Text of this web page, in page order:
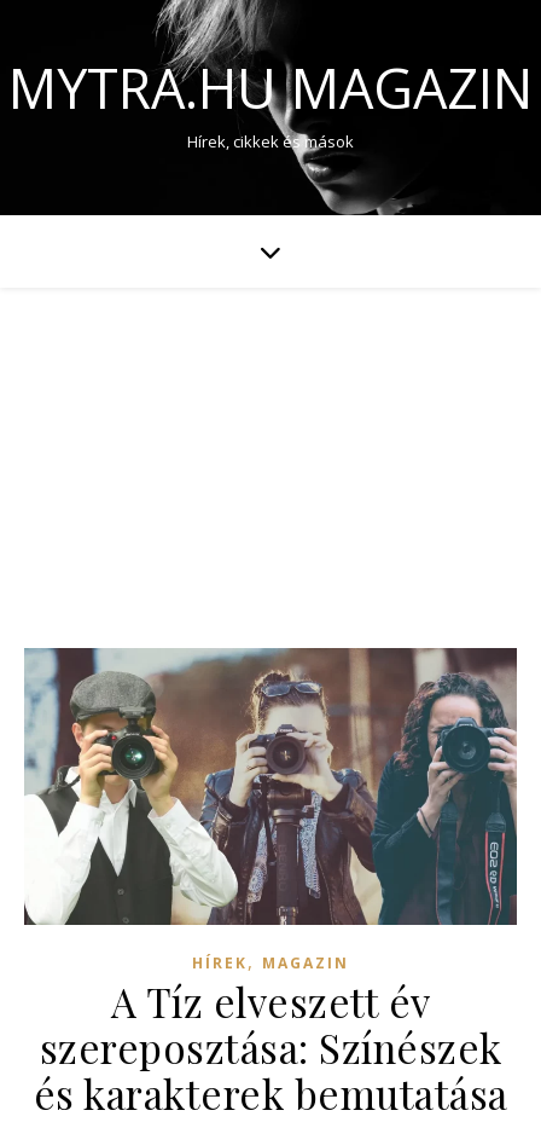
MYTRA.HU MAGAZIN
Hírek, cikkek és mások
HÍREK, MAGAZIN
A Tíz elveszett év
szereposztása: Színészek
és karakterek bemutatása